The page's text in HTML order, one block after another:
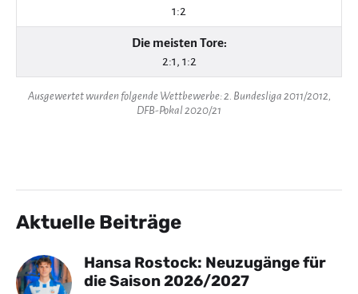
1:2
Die meisten Tore:
2:1, 1:2
Ausgewertet wurden folgende Wettbewerbe: 2. Bundesliga 2011/2012,
DFB-Pokal 2020/21
Aktuelle Beiträge
Hansa Rostock: Neuzugänge für
die Saison 2026/2027